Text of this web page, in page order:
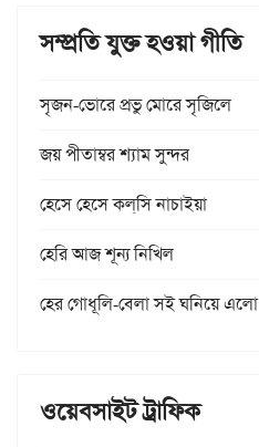
সম্প্রতি যুক্ত হওয়া গীতি
সৃজন-ভোরে প্রভু মোরে সৃজিলে
জয় পীতাম্বর শ্যাম সুন্দর
হেসে হেসে কল্‌সি নাচাইয়া
হেরি আজ শূন্য নিখিল
হের গোধূলি-বেলা সই ঘনিয়ে এলো
ওয়েবসাইট ট্রাফিক